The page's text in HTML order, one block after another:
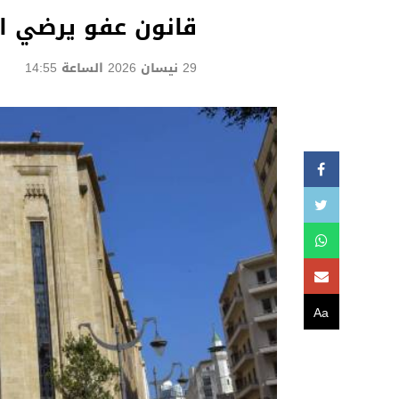
قانون عفو يرضي
29 نيسان 2026 الساعة 14:55
Aa